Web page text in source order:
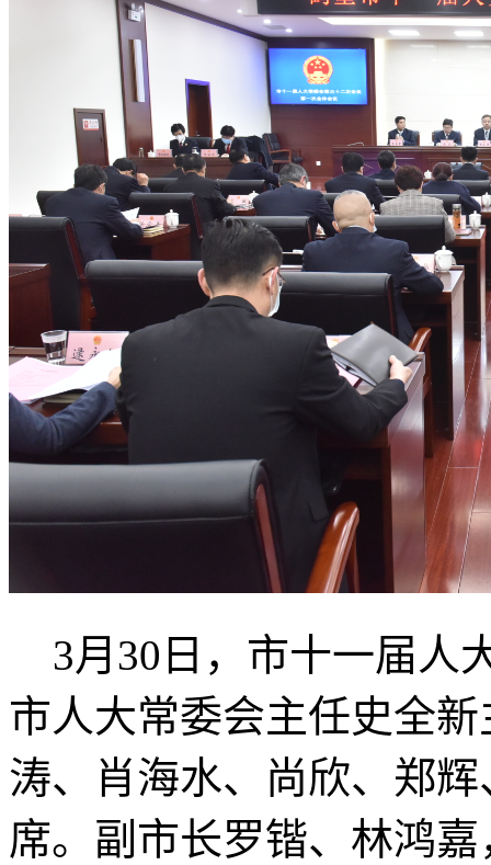
3月30日，市十一届人
市人大常委会主任史全
涛、肖海水、尚欣、郑
席。副市长罗锴、林鸿